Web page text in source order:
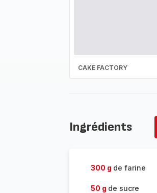
CAKE FACTORY
Ingrédients
300 g de farine
50 g de sucre